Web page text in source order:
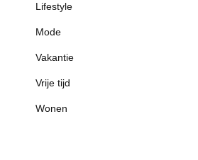
Lifestyle
Mode
Vakantie
Vrije tijd
Wonen